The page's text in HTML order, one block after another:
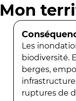
Mon
Les
biodiversité.
berges,
ruptures de